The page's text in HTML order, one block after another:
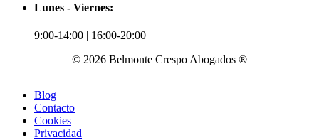
Lunes - Viernes:
9:00-14:00 | 16:00-20:00
© 2026 Belmonte Crespo Abogados ®
Blog
Contacto
Cookies
Privacidad